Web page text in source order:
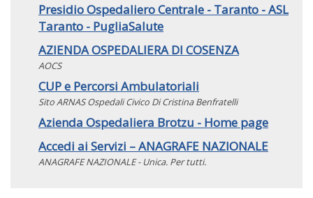
Presidio Ospedaliero Centrale - Taranto - ASL
Taranto - PugliaSalute
AZIENDA OSPEDALIERA DI COSENZA
AOCS
CUP e Percorsi Ambulatoriali
Sito ARNAS Ospedali Civico Di Cristina Benfratelli
Azienda Ospedaliera Brotzu - Home page
Accedi ai Servizi – ANAGRAFE NAZIONALE
ANAGRAFE NAZIONALE - Unica. Per tutti.